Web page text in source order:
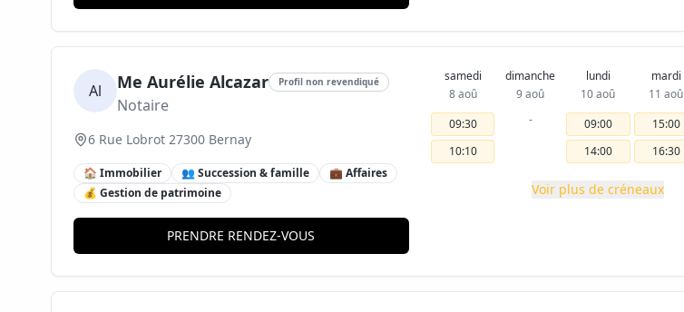
Al Me Aurélie Alcazar Profil non revendiqué
Notaire
6 Rue Lobrot 27300 Bernay
🏠 Immobilier 👥 Succession & famille
💼 Affaires
💰 Gestion de patrimoine
PRENDRE RENDEZ-VOUS
samedi
8 aoû
09:30
10:10
dimanche
9 aoû
-
lundi
10 aoû
09:00
14:00
mardi
11 aoû
15:00
16:30
Voir plus de créneaux